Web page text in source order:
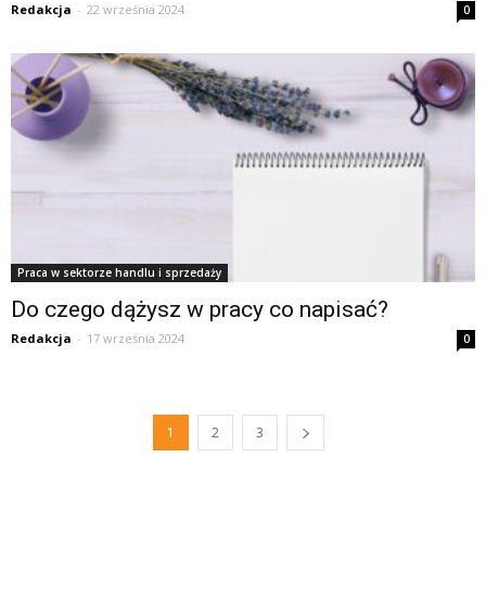
Redakcja - 22 września 2024 0
Praca w sektorze handlu i sprzedaży
Do czego dążysz w pracy co napisać?
Redakcja - 17 września 2024 0
1 2 3